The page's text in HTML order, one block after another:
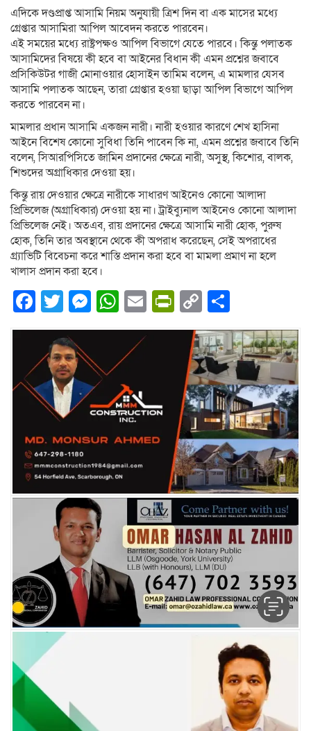
এদিকে দণ্ডপ্রাপ্ত আসামি নিয়ম অনুযায়ী ত্রিশ দিন বা এক মাসের মধ্যে
গ্রেপ্তার আসামিরা আপিল আবেদন করতে পারবেন।
এই সময়ের মধ্যে রাষ্ট্রপক্ষও আপিল বিভাগে যেতে পারবে। কিন্তু পলাতক
আসামিদের বিষয়ে কী হবে বা আইনের বিধান কী এমন প্রশ্নের জবাবে
প্রসিকিউটর গাজী মোনাওয়ার হোসাইন তামিম বলেন, এ মামলার যেসব
আসামি পলাতক আছেন, তারা গ্রেপ্তার হওয়া ছাড়া আপিল বিভাগে আপিল
করতে পারবেন না।
মামলার প্রধান আসামি একজন নারী। নারী হওয়ার কারণে শেখ হাসিনা
আইনে বিশেষ কোনো সুবিধা তিনি পাবেন কি না, এমন প্রশ্নের জবাবে তিনি
বলেন, সিআরপিসিতে জামিন প্রদানের ক্ষেত্রে নারী, অসুস্থ, কিশোর, বালক,
শিশুদের অগ্রাধিকার দেওয়া হয়।
কিন্তু রায় দেওয়ার ক্ষেত্রে নারীকে সাধারণ আইনেও কোনো আলাদা
প্রিভিলেজ (অগ্রাধিকার) দেওয়া হয় না। ট্রাইব্যুনাল আইনেও কোনো আলাদা
প্রিভিলেজ নেই। অতএব, রায় প্রদানের ক্ষেত্রে আসামি নারী হোক, পুরুষ
হোক, তিনি তার অবস্থানে থেকে কী অপরাধ করেছেন, সেই অপরাধের
গ্র্যাভিটি বিবেচনা করে শাস্তি প্রদান করা হবে বা মামলা প্রমাণ না হলে
খালাস প্রদান করা হবে।
Facebook
Twitter
Messenger
WhatsApp
EmailPrintFriendly
Copy
Link